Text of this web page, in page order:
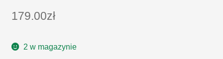
179.00zł
2 w magazynie